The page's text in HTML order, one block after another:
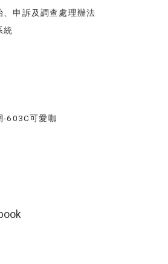
申訴及調查處理辦法
統
-603C可愛咖